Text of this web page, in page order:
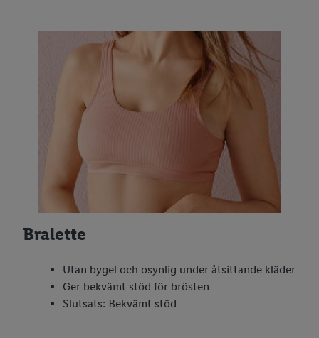
Bralette
Utan bygel och osynlig under åtsittande kläder
Ger bekvämt stöd för brösten
Slutsats: Bekvämt stöd